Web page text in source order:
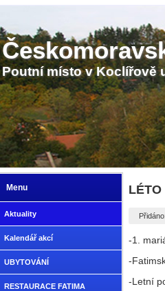
Poutní místo v Koclířově
Menu
Aktuality
Kalendář akcí
UBYTOVÁNÍ
RESTAURACE FATIMA
LÉTO
-1.
-
-Letní